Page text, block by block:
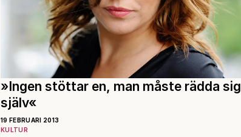
»Ingen stöttar en, man måste rädda sig
själv«
19 FEBRUARI 2013
KULTUR